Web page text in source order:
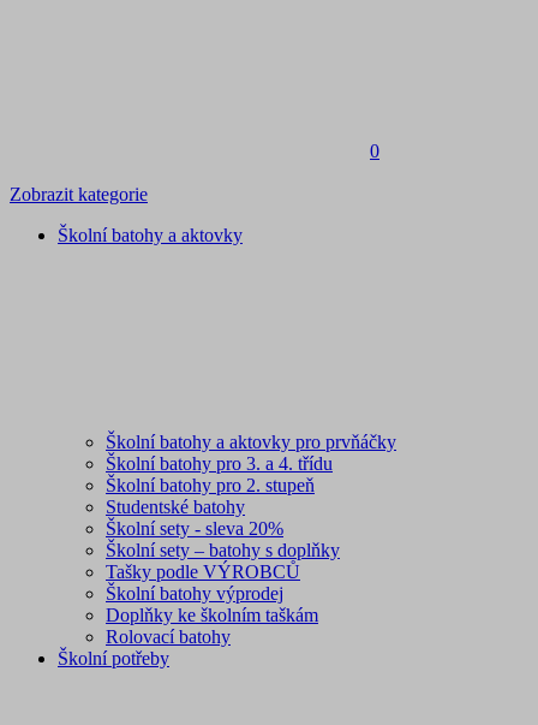
0
Zobrazit kategorie
Školní batohy a aktovky
Školní batohy a aktovky pro prvňáčky
Školní batohy pro 3. a 4. třídu
Školní batohy pro 2. stupeň
Studentské batohy
Školní sety - sleva 20%
Školní sety – batohy s doplňky
Tašky podle VÝROBCŮ
Školní batohy výprodej
Doplňky ke školním taškám
Rolovací batohy
Školní potřeby